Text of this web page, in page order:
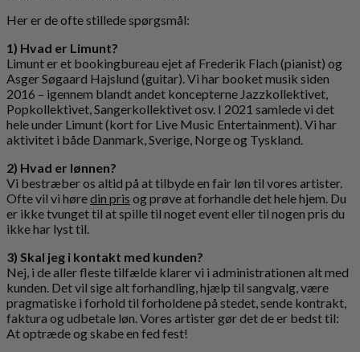
Her er de ofte stillede spørgsmål:
1) Hvad er Limunt?
Limunt er et bookingbureau ejet af Frederik Flach (pianist) og
Asger Søgaard Hajslund (guitar). Vi har booket musik siden
2016 – igennem blandt andet koncepterne Jazzkollektivet,
Popkollektivet, Sangerkollektivet osv. I 2021 samlede vi det
hele under Limunt (kort for Live Music Entertainment). Vi har
aktivitet i både Danmark, Sverige, Norge og Tyskland.
2) Hvad er lønnen?
Vi bestræber os altid på at tilbyde en fair løn til vores artister.
Ofte vil vi høredin pris og prøve at forhandle det hele hjem. Du
er ikke tvunget til at spille til noget event eller til nogen pris du
ikke har lyst til.
3) Skal jeg i kontakt med kunden?
Nej, i de aller fleste tilfælde klarer vi i administrationen alt med
kunden. Det vil sige alt forhandling, hjælp til sangvalg, være
pragmatiske i forhold til forholdene på stedet, sende kontrakt,
faktura og udbetale løn. Vores artister gør det de er bedst til:
At optræde og skabe en fed fest!